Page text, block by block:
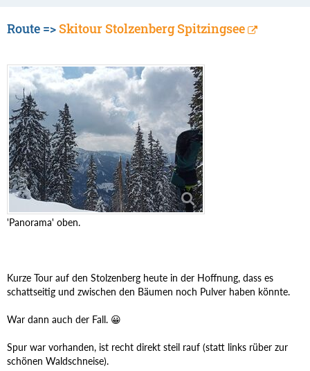
Route => Skitour Stolzenberg Spitzingsee
'Panorama' oben.
Kurze Tour auf den Stolzenberg heute in der Hoffnung, dass es
schattseitig und zwischen den Bäumen noch Pulver haben könnte.
War dann auch der Fall. 😀
Spur war vorhanden, ist recht direkt steil rauf (statt links rüber zur
schönen Waldschneise).